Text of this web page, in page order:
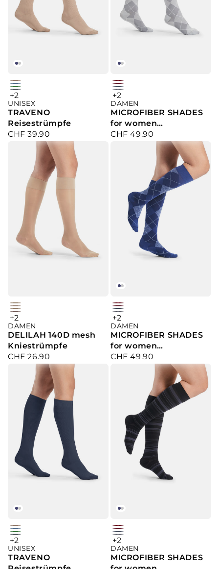
dune
Light
Blue
green
anthracite
+2
UNISEX
TRAVENO
Reisestrümpfe
Verkaufspreis
CHF 39.90
cherry
argyle
wine
mini-
stripes
jeans
mini-
stripe
platin
argyle
+2
DAMEN
MICROFIBER SHADES
for women
Kniestrümpfe
Verkaufspreis
CHF 49.90
skin
dune
bronze
mauve
+2
DAMEN
DELILAH 140D mesh
Kniestrümpfe
Verkaufspreis
CHF 26.90
cherry
argyle
wine
mini-
stripes
jeans
mini-
stripe
platin
argyle
+2
DAMEN
MICROFIBER SHADES
for women
Kniestrümpfe
Verkaufspreis
CHF 49.90
dune
Light
Blue
green
anthracite
+2
UNISEX
TRAVENO
cherry
argyle
wine
mini-
stripes
jeans
mini-
stripe
platin
argyle
+2
DAMEN
MICROFIBER SHADES